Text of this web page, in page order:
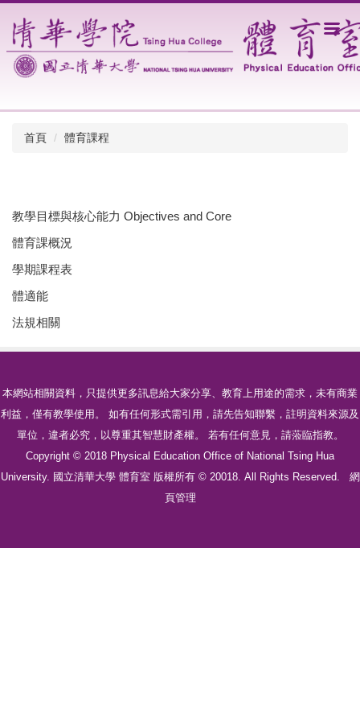
到
主
要
內
區
首頁
體育課程
教學目標與核心能力 Objectives and Core
體育課概況
學期課程表
體適能
法規相關
本網站相關資料，只提供更多訊息給大家分享、教育上用途的需求，未有商業
利益，僅有教學使用。 如有任何形式需引用，請先告知聯繫，註明資料來源及
單位，違者必究，以尊重其智慧財產權。 若有任何意見，請蒞臨指教。
Copyright © 2018 Physical Education Office of National Tsing Hua
University. 國立清華大學 體育室 版權所有 © 20018. All Rights Reserved. 網
頁管理